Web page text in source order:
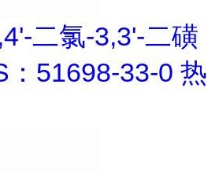
二氯-3,3'-二磺
51698-33-0 热